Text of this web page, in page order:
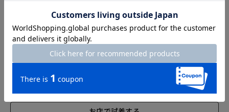
72 103 42
XL 74 109 44 60
60